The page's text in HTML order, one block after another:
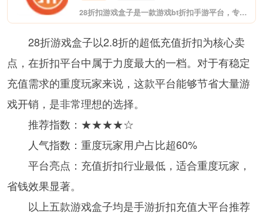
28折扣游戏盒子是一款游戏bt折扣手游平台，专业的手机游戏下载平台，软件有着全网最新最热门的游戏，提供排行版推荐功能，为你推荐最新最热门的游戏，软件还提供装备道具，充值，等服务，非常的安全，需要的用户可以来进行下载。
28折游戏盒子以2.8折的超低充值折扣为核心卖
点，在折扣平台中属于力度最大的一档。对于有稳定
充值需求的重度玩家来说，这款平台能够节省大量游
戏开销，是非常理想的选择。
推荐指数：★★★★☆
人气指数：重度玩家用户占比超60%
平台亮点：充值折扣行业最低，适合重度玩家，
省钱效果显著。
以上五款游戏盒子均是手游折扣充值大平台推荐